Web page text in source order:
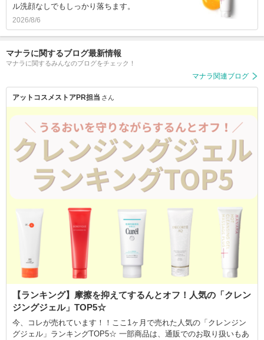
ル洗顔なしでもしっかり落ちます。
2026/8/6
マナラに関するブログ最新情報
マナラに関するみんなのブログをチェック！
マナラ関連ブログ
アットコスメストアPR担当 さん
【ランキング】摩擦を抑えてするんとオフ！人気の「クレン
ジングジェル」TOP5☆
今、コレが売れています！！ここ1ヶ月で売れた人気の「クレンジン
グジェル」ランキングTOP5☆ 一部商品は、通販でのお取り扱いもあ